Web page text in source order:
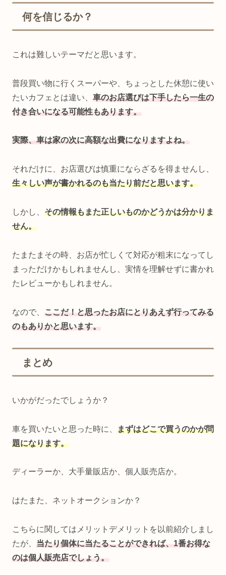
何を信じるか？
これは難しいテーマだと思います。
普段買い物に行くスーパーや、ちょっとした休憩に使い
たいカフェとは違い、 車のお店選びは下手したら一生の
付き合いになる可能性もあります。
実際、車は家の次に高額な出費になりますよね。
それだけに、お店選びは慎重にならざるを得ませんし、
生々しい声が書かれるのも当たり前だと思います。
しかし、 その情報もまた正しいものかどうかは分かりま
せん。
たまたまその時、お店が忙しくて対応が粗末になってし
まっただけかもしれませんし、実情を理解せずに書かれ
たレビューかもしれません。
なので、 ここだ！と思ったお店にとりあえず行ってみる
のもありかと思います。
まとめ
いかがだったでしょうか？
車を買いたいと思った時に、 まずはどこで買うのかが問
題になります。
ディーラーか、大手量販店か、個人販売店か。
はたまた、ネットオークションか？
こちらに関してはメリットデメリットを以前紹介しまし
たが、 当たり個体に当たることができれば、1番お得な
のは個人販売店でしょう。